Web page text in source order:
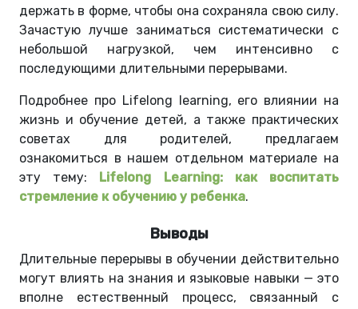
держать в форме, чтобы она сохраняла свою силу.
Зачастую лучше заниматься систематически с
небольшой нагрузкой, чем интенсивно с
последующими длительными перерывами.
Подробнее про Lifelong learning, его влиянии на
жизнь и обучение детей, а также практических
советах для родителей, предлагаем
ознакомиться в нашем отдельном материале на
эту тему: Lifelong Learning: как воспитать
стремление к обучению у ребенка.
Выводы
Длительные перерывы в обучении действительно
могут влиять на знания и языковые навыки — это
вполне естественный процесс, связанный с